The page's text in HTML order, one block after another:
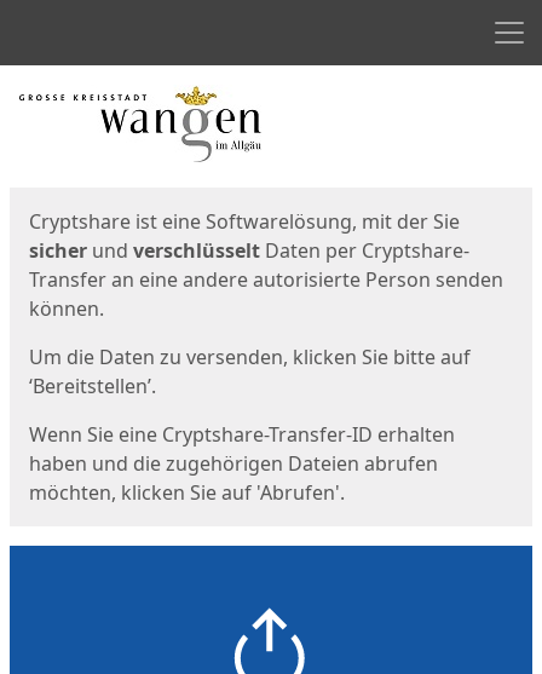
Start
Cryptshare ist eine Softwarelösung, mit der Sie
sicher und verschlüsselt Daten per Cryptshare-
Transfer an eine andere autorisierte Person senden
können.
Um die Daten zu versenden, klicken Sie bitte auf
‘Bereitstellen’.
Wenn Sie eine Cryptshare-Transfer-ID erhalten
haben und die zugehörigen Dateien abrufen
möchten, klicken Sie auf 'Abrufen'.